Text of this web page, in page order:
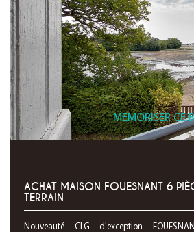
MEMORISER CE
ACHAT MAISON FOUESNANT 6
TERRAIN
Nouveauté CLG d'exception